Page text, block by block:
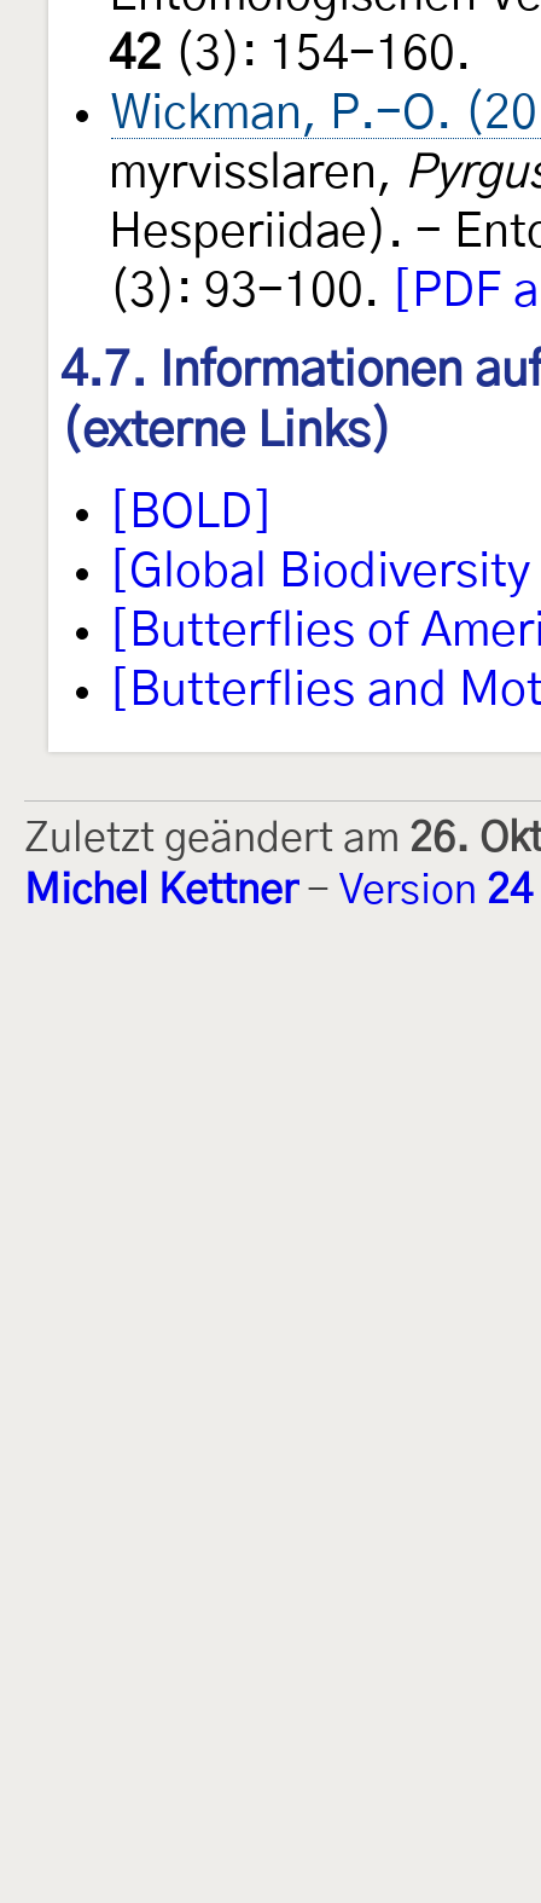
42 (3): 154-160.
Wickman, P.-O.
myrvisslaren,
Hesperiidae). -
(3): 93-100.
[PDF
4.7. Informationen
(externe Links)
[BOLD]
[Global
[Butterflies of
[Butterflies and
Zuletzt geändert am 26.
Michel Kettner- Version 24